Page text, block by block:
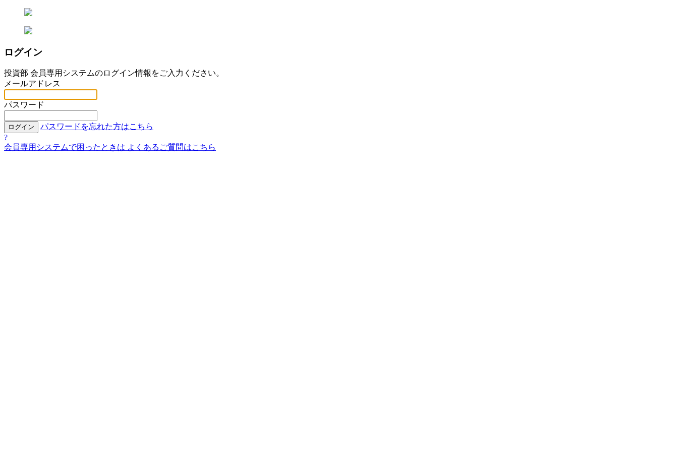
ログイン
投資部 会員専用システムのログイン情報をご入力ください。
メールアドレス
パスワード
ログイン
パスワードを忘れた方はこちら
?
会員専用システムで困ったときは よくあるご質問はこちら